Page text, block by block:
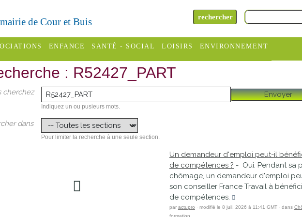
de Cour et Buis
des
ENFANCE
Assistantes
maternelles
Relais
assistante
maternelle
SANTÉ - SOCIAL
Centres
sociaux
ADMR
CCAS
LOISIRS
Offices
Cinémas
Piscines
Sélection
d'activité
ENVIRONNEMENT
Déchèteries
: R52427_PART
cherchez Envoyer
Indiquez un ou pusieurs mots.
dans
Pour limiter la recherche à une seule section.
Un demandeur d'emploi peut-il
de compétences ? - Oui. Pendant sa
chômage, un demandeur d'emploi
son conseiller France Travail à
de compétences.
par actupro · modifié le 8 juil. 2026 à 11:41 GMT · dans
formation